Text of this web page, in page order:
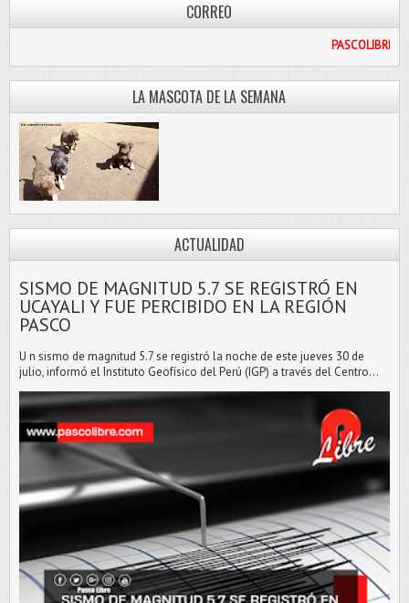
CORREO
LA MASCOTA DE LA SEMANA
ACTUALIDAD
SISMO DE MAGNITUD 5.7 SE REGISTRÓ EN
UCAYALI Y FUE PERCIBIDO EN LA REGIÓN
PASCO
U n sismo de magnitud 5.7 se registró la noche de este jueves 30 de
julio, informó el Instituto Geofísico del Perú (IGP) a través del Centro...